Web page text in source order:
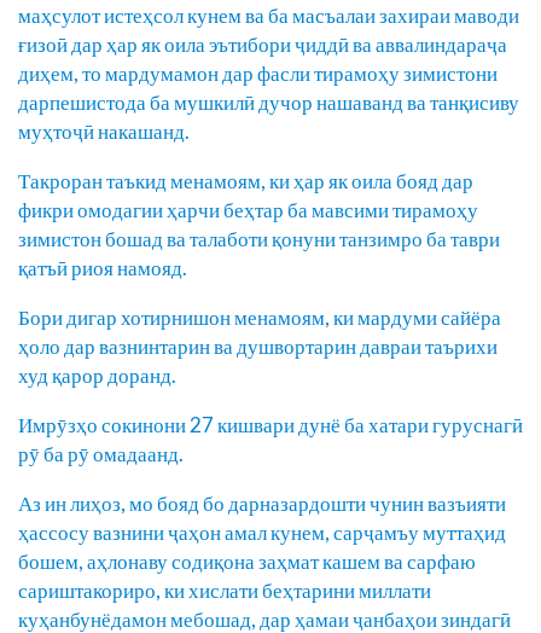
маҳсулот истеҳсол кунем ва ба масъалаи захираи маводи
ғизоӣ дар ҳар як оила эътибори ҷиддӣ ва аввалиндараҷа
диҳем, то мардумамон дар фасли тирамоҳу зимистони
дарпешистода ба мушкилӣ дучор нашаванд ва танқисиву
муҳтоҷӣ накашанд.
Такроран таъкид менамоям, ки ҳар як оила бояд дар
фикри омодагии ҳарчи беҳтар ба мавсими тирамоҳу
зимистон бошад ва талаботи қонуни танзимро ба таври
қатъӣ риоя намояд.
Бори дигар хотирнишон менамоям, ки мардуми сайёра
ҳоло дар вазнинтарин ва душвортарин давраи таърихи
худ қарор доранд.
Имрӯзҳо сокинони 27 кишвари дунё ба хатари гуруснагӣ
рӯ ба рӯ омадаанд.
Аз ин лиҳоз, мо бояд бо дарназардошти чунин вазъияти
ҳассосу вазнини ҷаҳон амал кунем, сарҷамъу муттаҳид
бошем, аҳлонаву содиқона заҳмат кашем ва сарфаю
сариштакориро, ки хислати беҳтарини миллати
куҳанбунёдамон мебошад, дар ҳамаи ҷанбаҳои зиндагӣ